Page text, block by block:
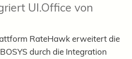
UI.Office von
RateHawk erweitert die
durch die Integration